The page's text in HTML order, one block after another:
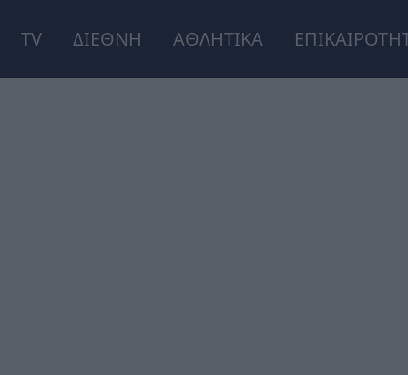
TV ΔΙΕΘΝΗ ΑΘΛΗΤΙΚΑ